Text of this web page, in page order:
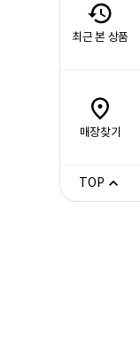
최근 본 상품
매장찾기
TOP